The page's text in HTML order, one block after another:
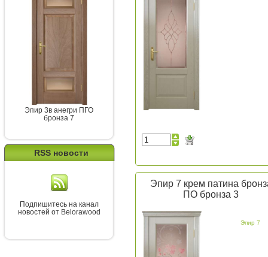
Эпир 3в анегри ПГО
бронза 7
RSS новости
Подпишитесь на канал
новостей от Belorawood
Эпир 7 крем патина
ПО бронза 3
Эпир 7